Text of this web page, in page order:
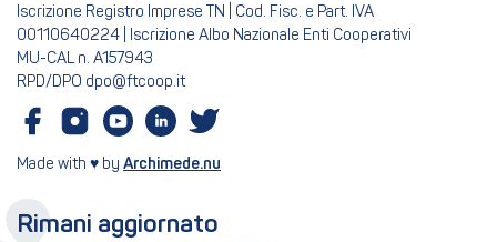
Iscrizione Registro Imprese TN | Cod. Fisc. e Part. IVA
00110640224 | Iscrizione Albo Nazionale Enti Cooperativi
MU-CAL n. A157943
RPD/DPO dpo@ftcoop.it
Made with ♥ by Archimede.nu
Rimani aggiornato